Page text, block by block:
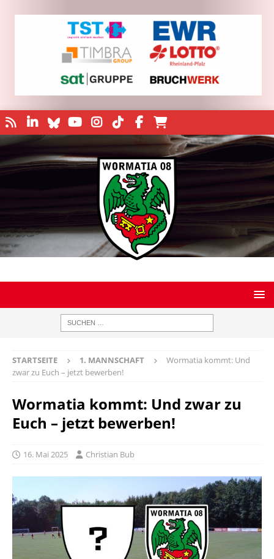
STARTSEITE 1. MANNSCHAFT
Wormatia kommt: Und
zwar zu Euch – jetzt bewerben!
Wormatia kommt: Und zwar zu
Euch – jetzt bewerben!
16. Mai 2025 Christian Bub